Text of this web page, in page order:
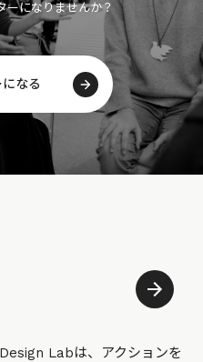
になりませんか？
なる
Labは、アクションを